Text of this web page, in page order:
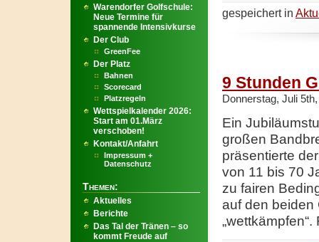
gespeichert in
9 Stunden
Donnerstag, Juli
Ein
großen
präsentierte
von 11 bis 70
zu fairen
auf den beiden
Warendorfer Golfschule:
Neue Termine für
spannende Intensivkurse
Der Club
GreenFee
Der Platz
Bahnen
Scorecard
Platzregeln
Wettspielkalender 2026:
Start am 01.März
verschoben!
Kontakt/Anfahrt
Impressum +
Datenschutz
Themen:
Aktuelles
Berichte
Das Tal der Tränen – so
kommt Freude auf